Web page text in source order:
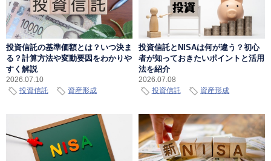
投資信託の基準価額とは？いつ決ま
る？計算方法や変動要因をわかりや
すく解説
2026.07.10
投資信託 資産形成
投資信託とNISAは何が違う？初心
者が知っておきたいポイントと活用
法を紹介
2026.07.08
投資信託 資産形成